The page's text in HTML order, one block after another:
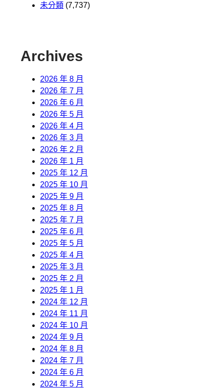
未分類 (7,737)
Archives
2026 年 8 月
2026 年 7 月
2026 年 6 月
2026 年 5 月
2026 年 4 月
2026 年 3 月
2026 年 2 月
2026 年 1 月
2025 年 12 月
2025 年 10 月
2025 年 9 月
2025 年 8 月
2025 年 7 月
2025 年 6 月
2025 年 5 月
2025 年 4 月
2025 年 3 月
2025 年 2 月
2025 年 1 月
2024 年 12 月
2024 年 11 月
2024 年 10 月
2024 年 9 月
2024 年 8 月
2024 年 7 月
2024 年 6 月
2024 年 5 月